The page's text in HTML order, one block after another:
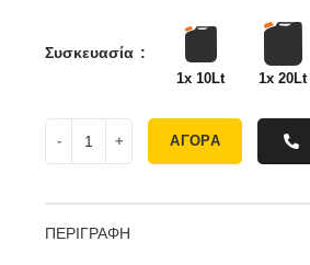
Συσκευασία
1x 10Lt 1x 20Lt
ΑΓΟΡΑ
ΠΕΡΙΓΡΑΦΗ